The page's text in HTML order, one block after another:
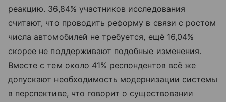
реакцию. 36,84% участников исследования
считают, что проводить реформу в связи с ростом
числа автомобилей не требуется, ещё 16,04%
скорее не поддерживают подобные изменения.
Вместе с тем около 41% респондентов всё же
допускают необходимость модернизации системы
в перспективе, что говорит о существовании